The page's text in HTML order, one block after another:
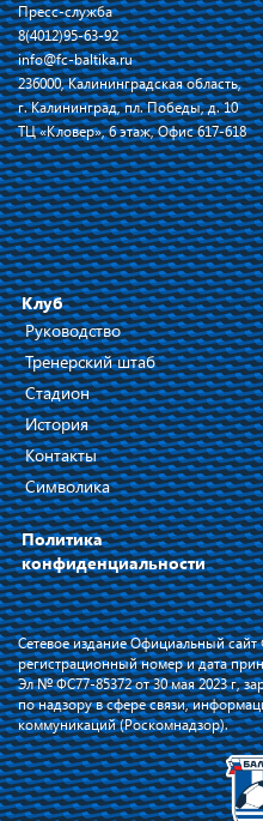
Пресс-служба
8(4012)95-63-92
info@fc-baltika.ru
236000, Калининградская область,
г. Калининград, пл. Победы, д. 10
ТЦ «Кловер», 6 этаж, Офис 617-618
Клуб
Руководство
Тренерский штаб
Стадион
История
Контакты
Символика
Политика
конфиденциальности
Сетевое издание Официальный сайт
регистрационный номер и дата
Эл № ФС77-85372 от 30 мая 2023 г,
по надзору в сфере связи,
коммуникаций (Роскомнадзор).